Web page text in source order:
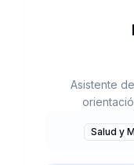
Asistente
Salud y